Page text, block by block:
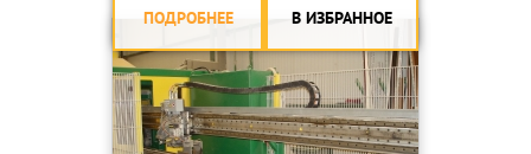
ПОДРОБНЕЕ В ИЗБРАННОЕ